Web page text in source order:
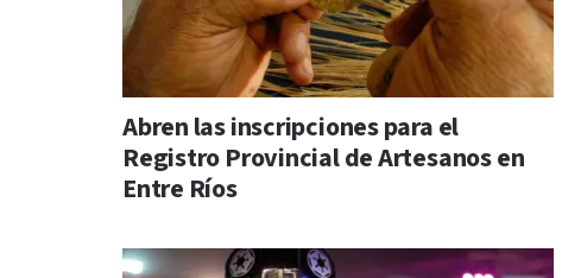
Abren las inscripciones para el
Registro Provincial de Artesanos en
Entre Ríos